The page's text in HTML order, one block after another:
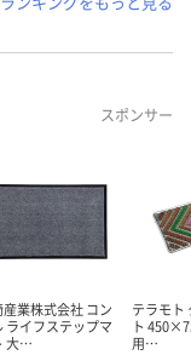
スポンサー
産業株式会社 コン
ライフステップマ
大…
テラモト
ト
用…